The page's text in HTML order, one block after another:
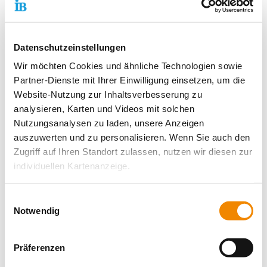
Datenschutzeinstellungen
Wir möchten Cookies und ähnliche Technologien sowie
Partner-Dienste mit Ihrer Einwilligung einsetzen, um die
Website-Nutzung zur Inhaltsverbesserung zu
analysieren, Karten und Videos mit solchen
Nutzungsanalysen zu laden, unsere Anzeigen
auszuwerten und zu personalisieren. Wenn Sie auch den
Zugriff auf Ihren Standort zulassen, nutzen wir diesen zur
individuellen Kartenanzeige.
unsere Partner Daten wie Ihre IP-Adresse und
verarbeiten diese zusammen mit Daten von anderen
Websites. Die Partner erkennen mitunter auch, wenn Sie
zum Website-Besuch verschiedene Geräte verwenden,
Notwendig
Präferenzen
zum einwandfreien Betrieb unserer Website. Ohne diese
Cookies stehen Besuchern nicht alle aufgerufenen
Verfügung.
Name Anbieter Zweck
Maximale
CookieCons
ent
Cookiebot
Speichert den
Zustimmungsstatus
des Benutzers für
Cookies auf der
erkennen, wie Website-Besucher mit unserer Website
interagieren, indem Informationen über den Aufruf und die